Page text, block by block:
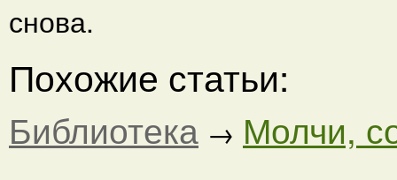
снова.
Похожие статьи:
Библиотека → Молчи,